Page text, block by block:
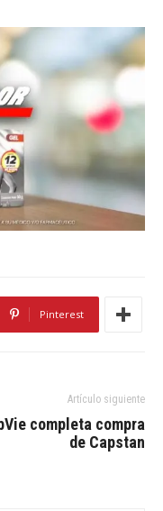
Pinterest
Artículo siguiente
completa compra
de Capstan